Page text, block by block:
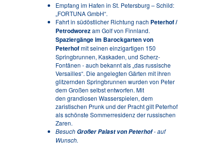
Empfang im Hafen in St. Petersburg – Schild:
„FORTUNA GmbH“.
Fahrt in südöstlicher Richtung nach Peterhof /
Petrodworezam Golf von Finnland.
Spaziergänge im Barockgarten von
Peterhofmit seinen einzigartigen 150
Springbrunnen, Kaskaden, und Scherz-
Fontänen - auch bekannt als „das russische
Versailles“. Die angelegten Gärten mit ihren
glitzernden Springbrunnen wurden von Peter
dem Großen selbst entworfen. Mit
den grandiosen Wasserspielen, dem
zaristischen Prunk und der Pracht gilt Peterhof
als schönste Sommerresidenz der russischen
Zaren.
BesuchGroßer Palast von Peterhof- auf
Wunsch.